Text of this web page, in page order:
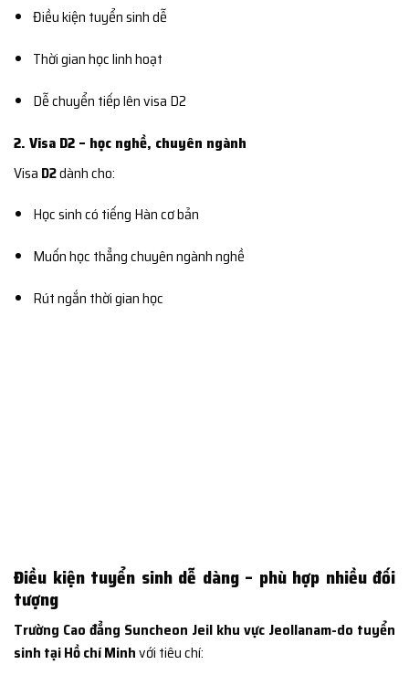
Điều kiện tuyển sinh dễ
Thời gian học linh hoạt
Dễ chuyển tiếp lên visa D2
2. Visa D2 – học nghề, chuyên ngành
Visa D2dành cho:
Học sinh có tiếng Hàn cơ bản
Muốn học thẳng chuyên ngành nghề
Rút ngắn thời gian học
Điều kiện tuyển sinh dễ dàng – phù hợp nhiều đối
tượng
Trường Cao đẳng Suncheon Jeil khu vực Jeollanam-do tuyển
sinh tại Hồ chí Minhvới tiêu chí: